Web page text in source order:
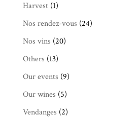
Harvest(1)
Nos rendez-vous (24)
Nos vins (20)
Others (13)
Our events (9)
Our wines (5)
Vendanges (2)